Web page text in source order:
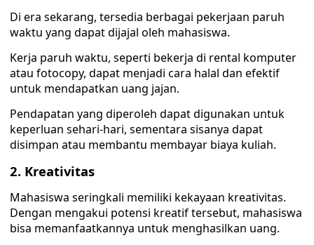
Di era sekarang, tersedia berbagai pekerjaan paruh
waktu yang dapat dijajal oleh mahasiswa.
Kerja paruh waktu, seperti bekerja di rental komputer
atau fotocopy, dapat menjadi cara halal dan efektif
untuk mendapatkan uang jajan.
Pendapatan yang diperoleh dapat digunakan untuk
keperluan sehari-hari, sementara sisanya dapat
disimpan atau membantu membayar biaya kuliah.
2. Kreativitas
Mahasiswa seringkali memiliki kekayaan kreativitas.
Dengan mengakui potensi kreatif tersebut, mahasiswa
bisa memanfaatkannya untuk menghasilkan uang.